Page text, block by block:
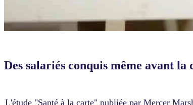
Des salariés conquis même avant la
L'étude "Santé à la carte" publiée par Mercer